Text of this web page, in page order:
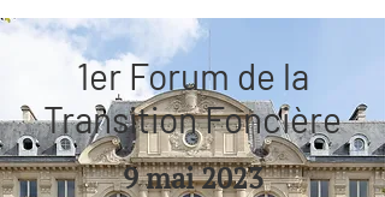
1er Forum de la
Transition Foncière
9 mai 2023